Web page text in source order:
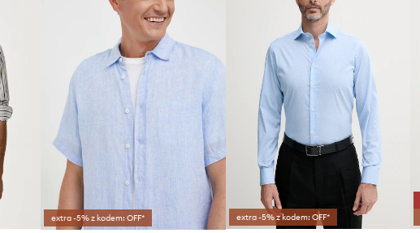
extra -5% z kodem: OFF* extra -5% z kodem: OFF*